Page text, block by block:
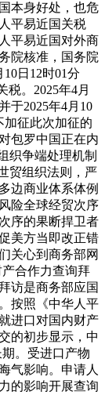
本身好处，也危
平易近国关税
平易近国对外商
院核准，国务院
日12时01分
税。2025年4月
于2025年4月10
加征此次加征的
包罗中国正在内
织争端处理机制
贸组织法则，严
边商业体系体例
险全球经贸次序
序的果断捍卫者
美方当即改正错
关心到商务部网
合作力查询拜
访是商务部应国
按照《中华人平
进口对国内财产
的初步显示，中
。受进口产物
气影响。申请人
的影响开展查询